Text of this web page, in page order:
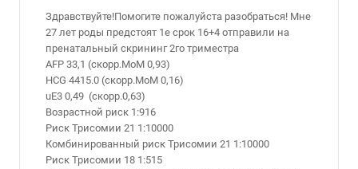
Здравствуйте!Помогите пожалуйста разобраться! Мне
27 лет роды предстоят 1е срок 16+4 отправили на
пренатальный скрининг 2го триместра
AFP 33,1 (скорр.МоМ 0,93)
HCG 4415.0 (скорр.МоМ 0,16)
uE3 0,49 (скорр.0,63)
Возрастной риск 1:916
Риск Трисомии 21 1:10000
Комбинированный риск Трисомии 21 1:10000
Риск Трисомии 18 1:515